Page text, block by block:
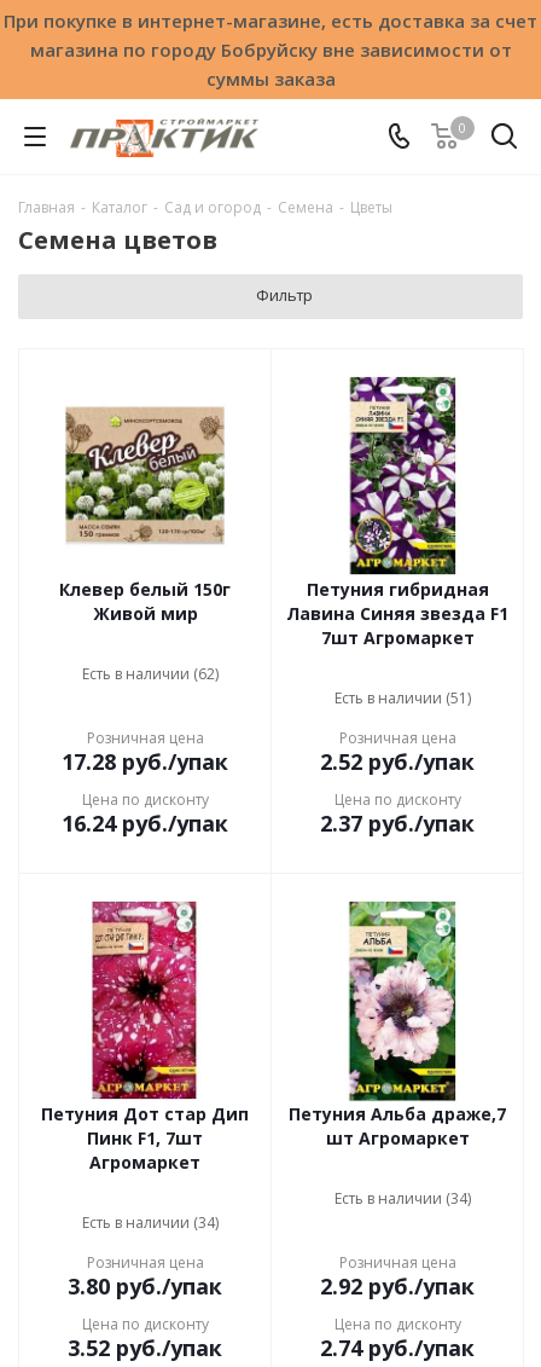
При покупке в интернет-магазине, есть доставка за счет
магазина по городу Бобруйску вне зависимости от
суммы заказа
0
Главная - Каталог - Сад и огород - Семена - Цветы
Семена цветов
Фильтр
Клевер белый 150г
Живой мир
Есть в наличии (62)
Розничная цена
17.28 руб./упак
Цена по дисконту
16.24руб./упак
Петуния гибридная
Лавина Синяя звезда F1
7шт Агромаркет
Есть в наличии (51)
Розничная цена
2.52 руб./упак
Цена по дисконту
2.37 руб./упак
Петуния Дот стар Дип
Пинк F1, 7шт
Агромаркет
Есть в наличии (34)
Розничная цена
3.80 руб./упак
Цена по дисконту
3.52 руб./упак
Петуния Альба драже,7
шт Агромаркет
Есть в наличии (34)
Розничная цена
2.92 руб./упак
Цена по дисконту
2.74руб./упак